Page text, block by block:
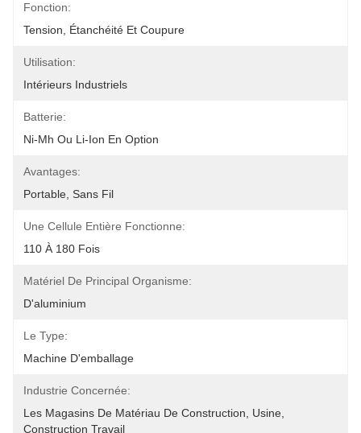
Fonction:
Tension, Étanchéité Et Coupure
Utilisation:
Intérieurs Industriels
Batterie:
Ni-Mh Ou Li-Ion En Option
Avantages:
Portable, Sans Fil
Une Cellule Entière Fonctionne:
110 À 180 Fois
Matériel De Principal Organisme:
D'aluminium
Le Type:
Machine D'emballage
Industrie Concernée:
Les Magasins De Matériau De Construction, Usine,
Construction Travail